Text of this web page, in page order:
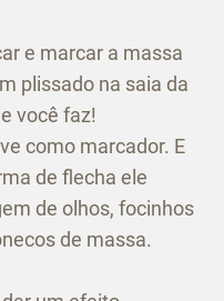
e marcar a massa
plissado na saia da
você faz!
como marcador. E
de flecha ele
de olhos, focinhos
de massa.